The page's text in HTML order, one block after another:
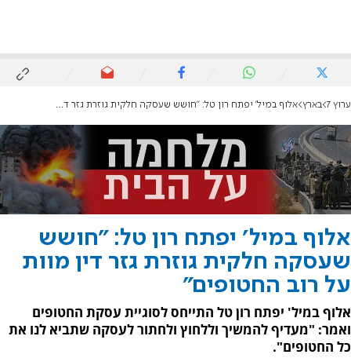
ערוץ 7 בארץ אלוף במיל' יפתח רון טל: "חושש שעסקה חלקית גוזרת גזר דין מוות על רוב החטופים"
אלוף במיל' יפתח רון טל: "חושש
שעסקה חלקית גוזרת גזר דין מוות
על רוב החטופים"
אלוף במיל' יפתח רון טל התייחס לסוגיית עסקת החטופים
ואמר: "מעדיף להמשיך וללחוץ ולחתור לעסקה שתביא לנו את
כל החטופים".